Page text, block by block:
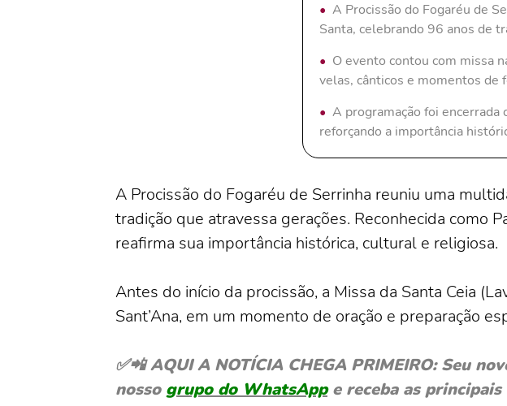
A Procissão do Fogaréu de
Santa, celebrando 96 anos de
O evento contou com missa
velas, cânticos e momentos de
A programação foi encerrada
reforçando a importância
A Procissão do Fogaréu de Serrinha reuniu uma
tradição que atravessa gerações. Reconhecida como
reafirma sua importância histórica, cultural e religiosa.
Antes do início da procissão, a Missa da Santa Ceia
Sant’Ana, em um momento de oração e preparação
✅📲 AQUI A NOTÍCIA CHEGA PRIMEIRO: Seu
nosso grupo do WhatsAppe receba as